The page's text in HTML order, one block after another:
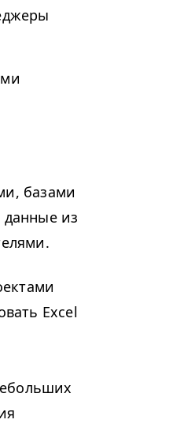
базами
данные из
Excel